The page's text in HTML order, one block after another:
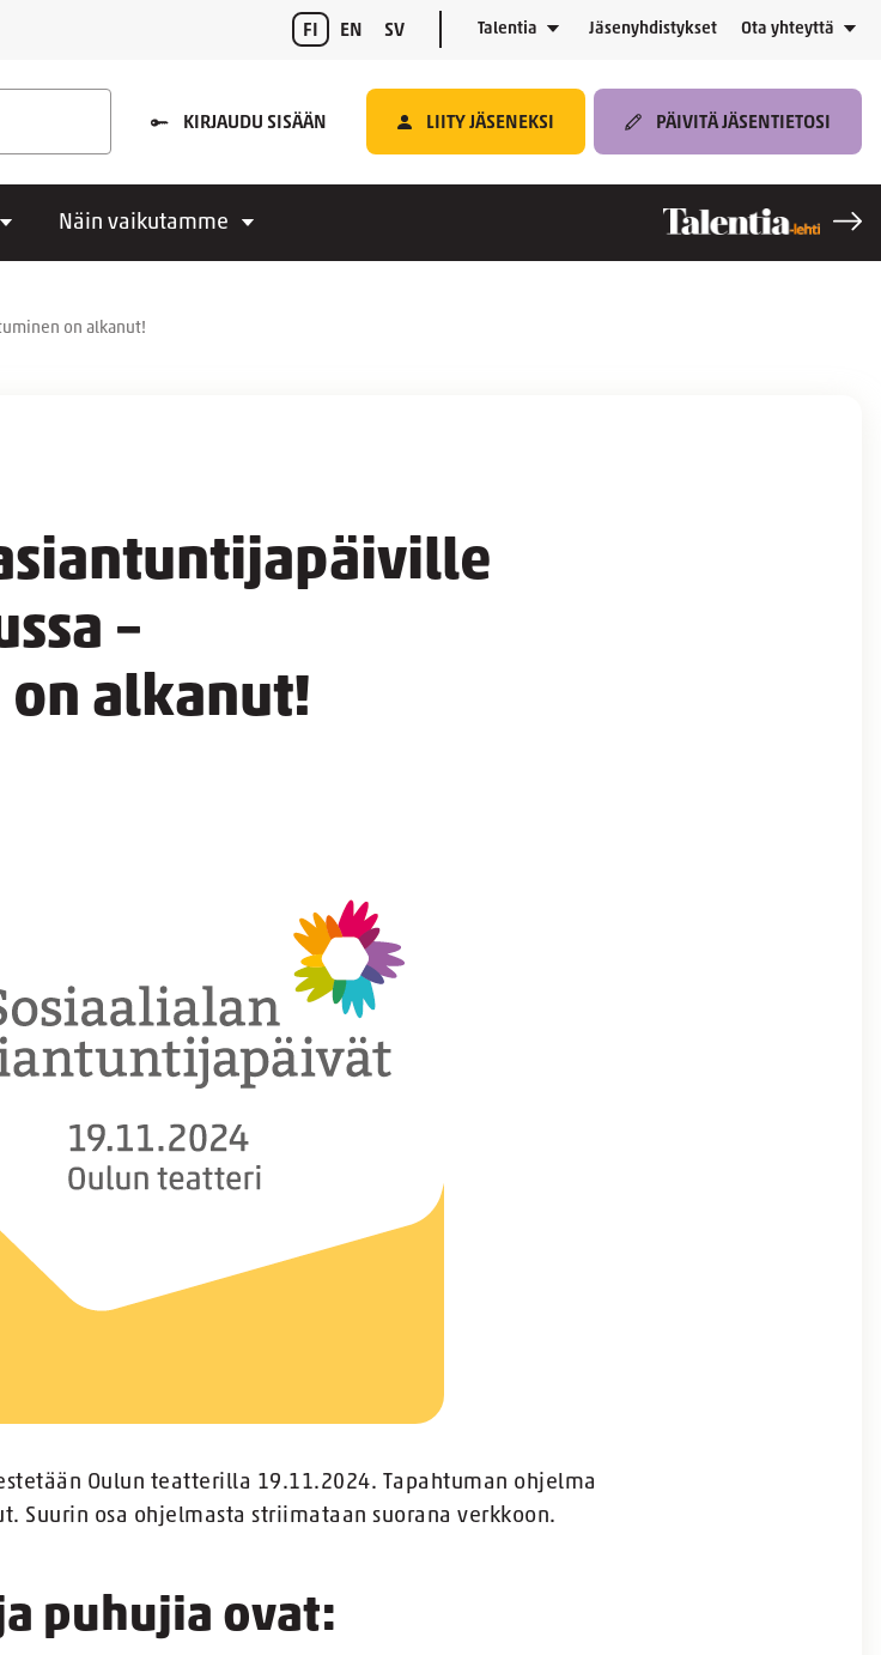
FI EN SV Talentia Jäsenyhdistykset Ota yhteyttä
KIRJAUDU SISÄÄN LIITY JÄSENEKSI PÄIVITÄ JÄSENTIETOSI
Näin vaikutamme
on alkanut!
–
alkanut!
Oulun teatterilla 19.11.2024. Tapahtuman ohjelma
osa ohjelmasta striimataan suorana verkkoon.
puhujia ovat: